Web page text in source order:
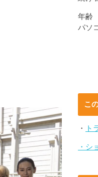
年齢
パソ
こ
・ ト
・シ